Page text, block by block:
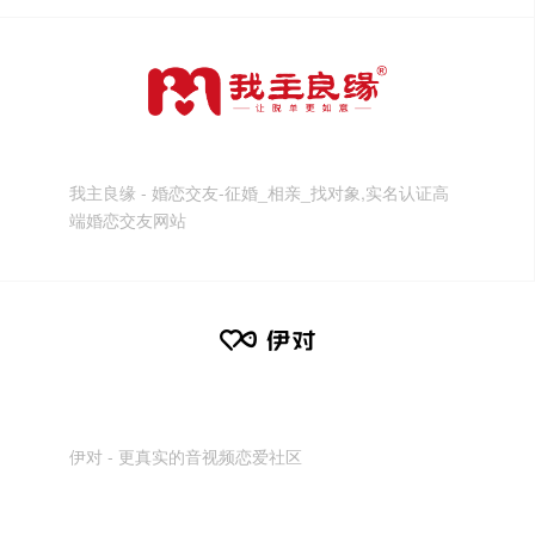
我主良缘 - 婚恋交友-征婚_相亲_找对象,实名认证高
端婚恋交友网站
伊对 - 更真实的音视频恋爱社区